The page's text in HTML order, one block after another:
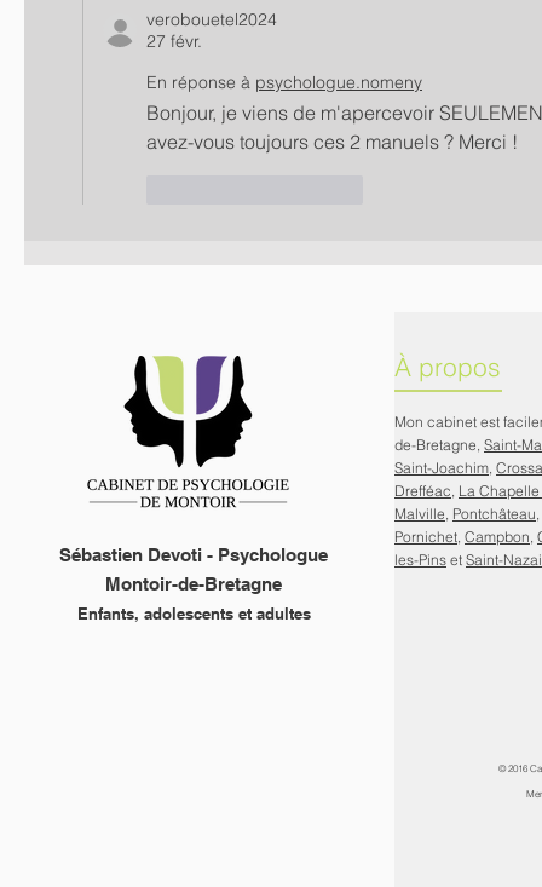
verobouetel2024
27 févr.
En réponse à psychologue.nomeny
Bonjour, je viens de m'apercevoir
avez-vous toujours ces 2 manuels ? Merci !
Sébastien Devoti - Psychologue
Montoir-de-Bretagne
Enfants, adolescents et adultes
À propos
Mon cabinet est
de-Bretagne, Saint-
Saint-Joachim
Drefféac La
Malville Pontchâteau
Pornichet Campbon
les-Pins et Saint-
© 2016